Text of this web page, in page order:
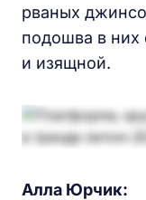
рваных
подошва в них
и изящной.
Алла Юрчик: